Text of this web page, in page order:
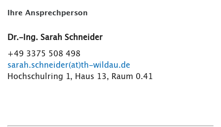
Ihre Ansprechperson
Dr.-Ing. Sarah Schneider
+49 3375 508 498
sarah.schneider(at)th-wildau.de
Hochschulring 1, Haus 13, Raum 0.41